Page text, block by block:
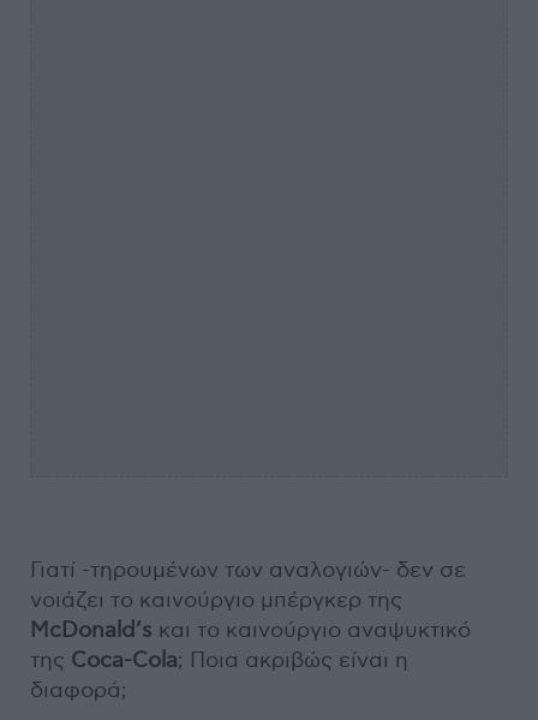
Γιατί -τηρουμένων των αναλογιών- δεν σε
νοιάζει το καινούργιο μπέργκερ της
McDonald’s και το καινούργιο αναψυκτικό
της Coca-Cola; Ποια ακριβώς είναι η
διαφορά;